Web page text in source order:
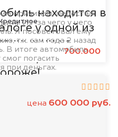
700.000
причинам, перестал
Из-за чего у него
Я посоветовал ему
т.к. сам года 2 назад
В итоге автомобиль
смог погасить
при деньгах.
цена 600 000 руб.
находится в
у одной из
ниже
мы купим его на